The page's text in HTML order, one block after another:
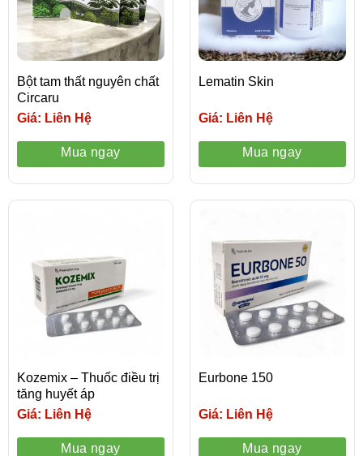
Bột tam thất nguyên chất
Circaru
Giá: Liên Hệ
Mua ngay
Lematin Skin
Giá: Liên Hệ
Mua ngay
Kozemix – Thuốc điều trị
tăng huyết áp
Giá: Liên Hệ
Mua ngay
Eurbone 150
Giá: Liên Hệ
Mua ngay